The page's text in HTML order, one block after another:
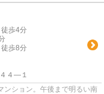
徒歩4分
徒歩8分
４―１
ンション。午後まで明るい南